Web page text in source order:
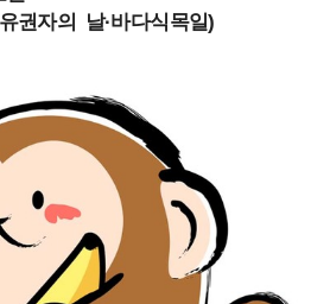
권자의 날·바다식목일)